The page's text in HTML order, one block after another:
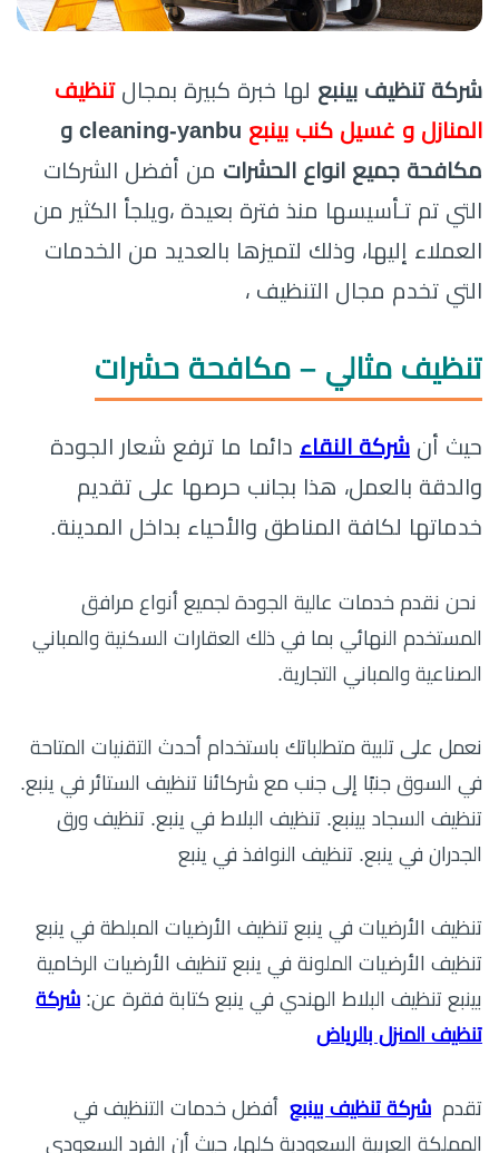
شركة تنظيف بينبع لها خبرة كبيرة بمجالتنظيف
المنازل و غسيل كنب بينبع
cleaning-yanbu و
مكافحة جميع انواع الحشرات من أفضل الشركات
التي تم تـأسيسها منذ فترة بعيدة ،ويلجأ الكثير من
العملاء إليها، وذلك لتميزها بالعديد من الخدمات
التي تخدم مجال التنظيف ،
تنظيف مثالي – مكافحة حشرات
حيث أن شركة النقاء دائما ما ترفع شعار الجودة
والدقة بالعمل، هذا بجانب حرصها على تقديم
خدماتها لكافة المناطق والأحياء بداخل المدينة.
نحن نقدم خدمات عالية الجودة لجميع أنواع مرافق
المستخدم النهائي بما في ذلك العقارات السكنية والمباني
الصناعية والمباني التجارية.
نعمل على تلبية متطلباتك باستخدام أحدث التقنيات المتاحة
في السوق جنبًا إلى جنب مع شركائنا تنظيف الستائر في ينبع.
تنظيف السجاد بينبع. تنظيف البلاط في ينبع. تنظيف ورق
الجدران في ينبع. تنظيف النوافذ في ينبع
تنظيف الأرضيات في ينبع تنظيف الأرضيات المبلطة في ينبع
تنظيف الأرضيات الملونة في ينبع تنظيف الأرضيات الرخامية
بينبع تنظيف البلاط الهندي في ينبع كتابة فقرة عن: شركة
تنظيف المنزل بالرياض
تقدم شركة تنظيف بينبع أفضل خدمات التنظيف في
المملكة العربية السعودية كلها، حيث أن الفرد السعودي